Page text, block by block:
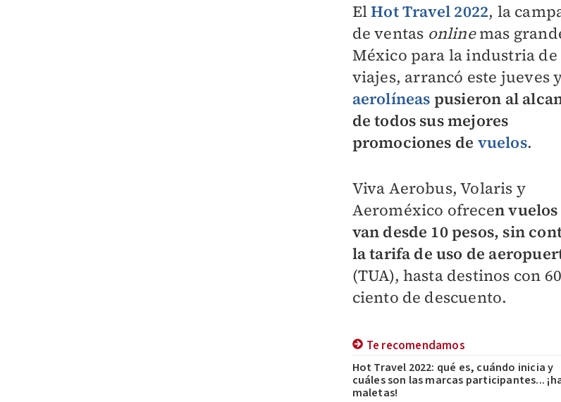
ElHot Travel 2022, la
de ventas onlinemas
México para la industria de
viajes, arrancó este jueves
aerolíneas pusieron al
de todos sus mejores
promociones de vuelos.
Viva Aerobus, Volaris y
Aeroméxico ofrecen vuelos
van desde 10 pesos, sin
la tarifa de uso de
(TUA), hasta destinos con
ciento de descuento.
Te recomendamos
Hot Travel 2022: qué es, cuándo inicia y
cuáles son las marcas participantes...
maletas!